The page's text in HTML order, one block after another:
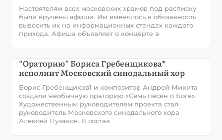
Настоятелям всех московских храмов под расписку
были вручены афиши. Им вменялось в обязанность
вывесить их на информационных стендах каждого
прихода. Афиша объявляет о концерте в
“Ораторию” Бориса Гребенщикова*
исполнит Московский синодальный хор
Борис Гребенщиков1 и композитор Андрей Микита
создали необычную ораторию «Семь песен о Боге».
Художественным руководителем проекта стал
руководитель Московского синодального хора
Алексей Пузаков. В состав